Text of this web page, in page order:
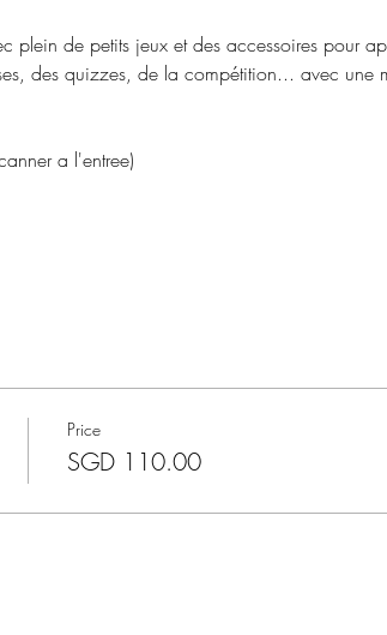
plein de petits jeux et des accessoires pour
des quizzes, de la compétition... avec une
a l'entree)
Price
SGD 110.00